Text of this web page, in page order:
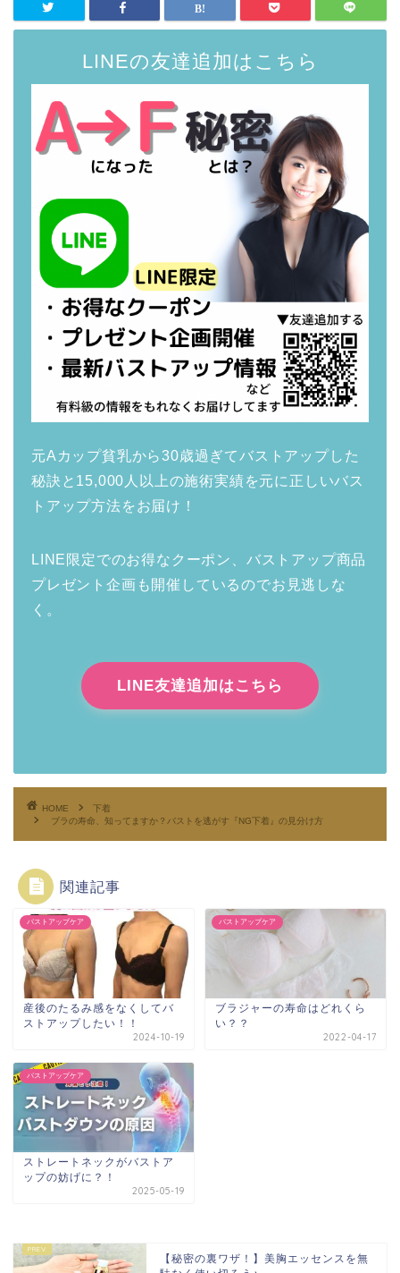
LINEの友達追加はこちら
元Aカップ貧乳から30歳過ぎてバストアップした
秘訣と15,000人以上の施術実績を元に正しいバス
トアップ方法をお届け！
LINE限定でのお得なクーポン、バストアップ商品
プレゼント企画も開催しているのでお見逃しな
く。
LINE友達追加はこちら
HOME
下着
ブラの寿命、知ってますか？バストを逃がす『NG下着』の見分け方
関連記事
バストアップケア
産後のたるみ感をなくしてバ
ストアップしたい！！
2024-10-19
バストアップケア
ブラジャーの寿命はどれくら
い？？
2022-04-17
バストアップケア
ストレートネックがバストア
ップの妨げに？！
2025-05-19
【秘密の裏ワザ！】美胸エッセンスを無